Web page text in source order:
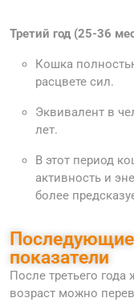
Третий год (25-36
Кошка
расцвете сил.
Эквивалент в
лет.
В этот период
активность и
более
показатели
После третьего
возраст можно